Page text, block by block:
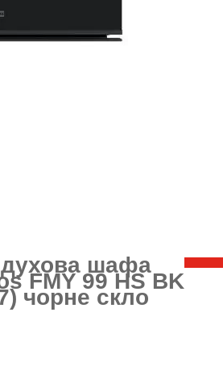
шафа
FMY 99 HS BK
чорне скло